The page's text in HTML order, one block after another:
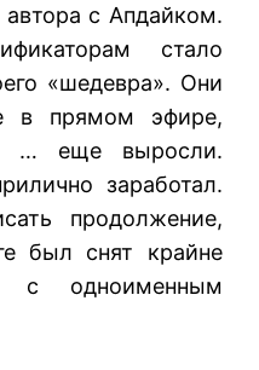
автора с Апдайком.
стало
«шедевра». Они
в прямом эфире,
… еще выросли.
заработал.
продолжение,
был снят крайне
с одноименным